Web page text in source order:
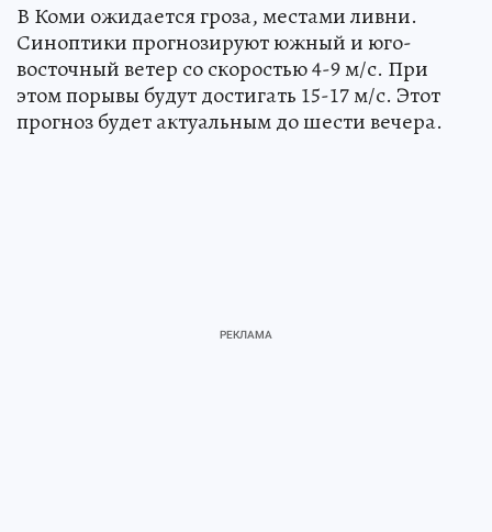
В Коми ожидается гроза, местами ливни.
Синоптики прогнозируют южный и юго-
восточный ветер со скоростью 4-9 м/с. При
этом порывы будут достигать 15-17 м/с. Этот
прогноз будет актуальным до шести вечера.